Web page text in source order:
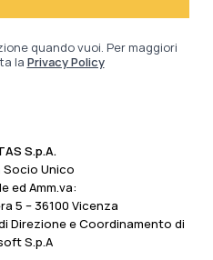
quando vuoi. Per maggiori
la Privacy Policy
S.p.A.
Unico
ed Amm.va:
5 – 36100 Vicenza
Direzione e Coordinamento di
S.p.A